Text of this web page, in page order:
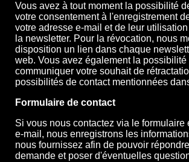
Vous avez à tout moment la possibilité
votre consentement à l'enregistrement
votre adresse e-mail et de leur
la newsletter. Pour la révocation, nous
disposition un lien dans chaque
web. Vous avez également la possibilité
communiquer votre souhait de
possibilités de contact mentionnées
Formulaire de contact
Si vous nous contactez via le formulaire
e-mail, nous enregistrons les
nous fournissez afin de pouvoir
demande et poser d'éventuelles